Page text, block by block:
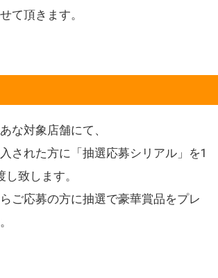
て頂きます。
な対象店舗にて、
された方に「抽選応募シリアル」を1
致します。
ご応募の方に抽選で豪華賞品をプレ